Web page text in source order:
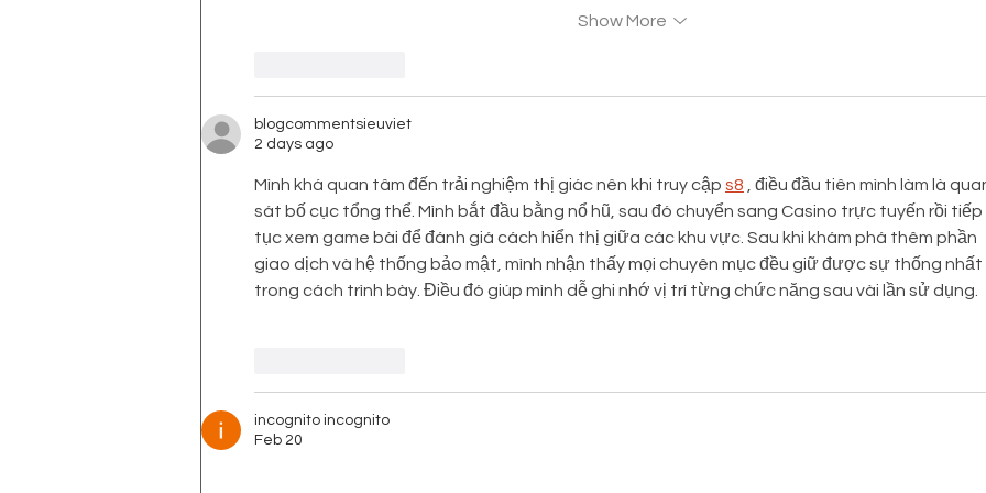
Show More
blogcommentsieuviet
2 days ago
Mình khá quan tâm đến trải nghiệm thị giác nên khi truy cập s8 , điều đầu tiên mình làm là
sát bố cục tổng thể. Mình bắt đầu bằng nổ hũ, sau đó chuyển sang Casino trực tuyến rồi tiếp
tục xem game bài để đánh giá cách hiển thị giữa các khu vực. Sau khi khám phá thêm phần
giao dịch và hệ thống bảo mật, mình nhận thấy mọi chuyên mục đều giữ được sự thống nhất
trong cách trình bày. Điều đó giúp mình dễ ghi nhớ vị trí từng chức năng sau vài lần sử dụng.
incognito incognito
Feb 20